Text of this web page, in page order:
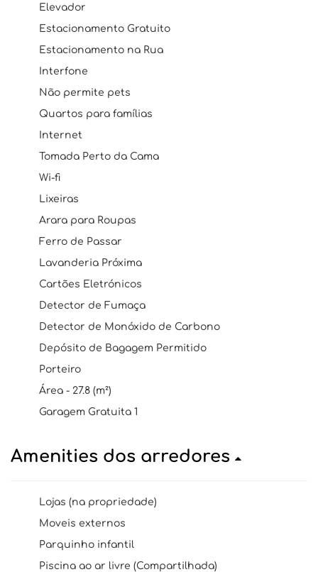
Elevador
Estacionamento Gratuito
Estacionamento na Rua
Interfone
Não permite pets
Quartos para famílias
Internet
Tomada Perto da Cama
Wi-fi
Lixeiras
Arara para Roupas
Ferro de Passar
Lavanderia Próxima
Cartões Eletrónicos
Detector de Fumaça
Detector de Monóxido de Carbono
Depósito de Bagagem Permitido
Porteiro
Área - 27.8 (m²)
Garagem Gratuita 1
Amenities dos arredores
Lojas (na propriedade)
Moveis externos
Parquinho infantil
Piscina ao ar livre (Compartilhada)